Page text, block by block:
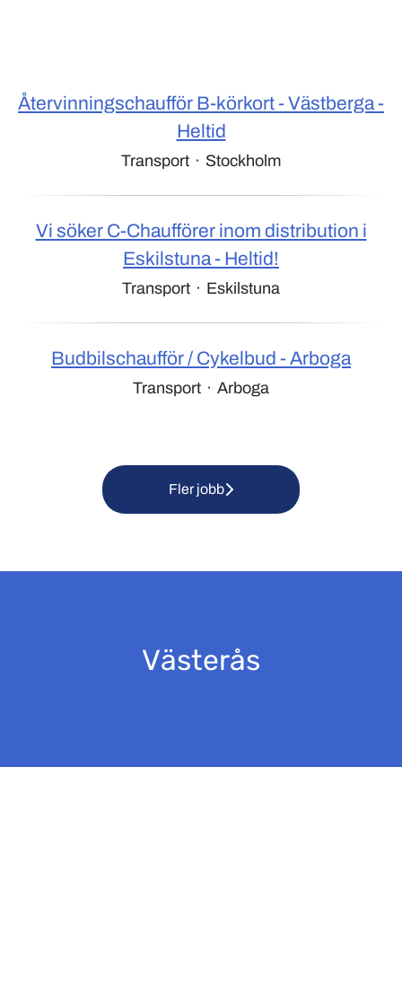
Återvinningschaufför B-körkort - Västberga -
Heltid
Transport · Stockholm
Vi söker C-Chaufförer inom distribution i
Eskilstuna - Heltid!
Transport · Eskilstuna
Budbilschaufför / Cykelbud - Arboga
Transport · Arboga
Fler jobb
Västerås